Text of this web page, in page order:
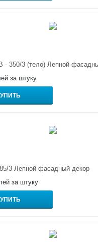
- 350/3 (тело) Лепной
за штуку
3 Лепной фасадный декор
за штуку